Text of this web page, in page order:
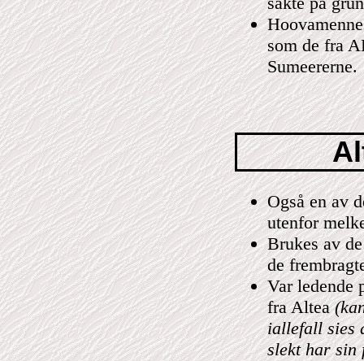
som de fra
Sumeererne.
Også en av
utenfor
Brukes av
de
Var ledende
fra Altea
iallefall sies
slekt har sin